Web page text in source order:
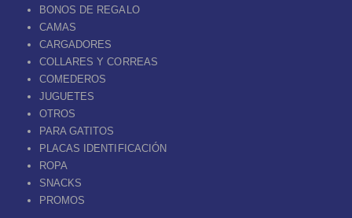
BONOS DE REGALO
CAMAS
CARGADORES
COLLARES Y CORREAS
COMEDEROS
JUGUETES
OTROS
PARA GATITOS
PLACAS IDENTIFICACIÓN
ROPA
SNACKS
PROMOS